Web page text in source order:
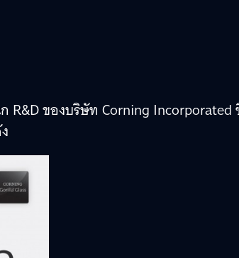
ของบริษัท Corning Incorporated